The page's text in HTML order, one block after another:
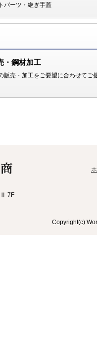
パーツ・継ぎ手蓋
・鋼材加工
販売・加工をご要望に合わせてご
7F
Copyright(c)